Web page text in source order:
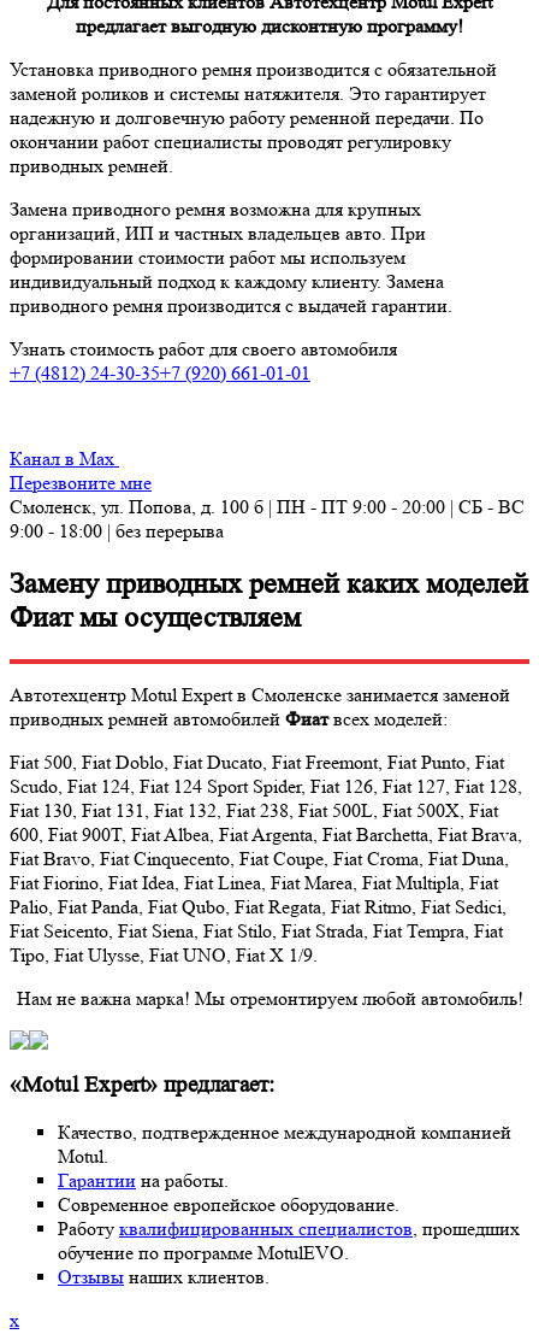
предлагает выгодную дисконтную программу!
Установка приводного ремня производится с обязательной
заменой роликов и системы натяжителя. Это гарантирует
надежную и долговечную работу ременной передачи. По
окончании работ специалисты проводят регулировку
приводных ремней.
Замена приводного ремня возможна для крупных
организаций, ИП и частных владельцев авто. При
формировании стоимости работ мы используем
индивидуальный подход к каждому клиенту. Замена
приводного ремня производится с выдачей гарантии.
Узнать стоимость работ для своего автомобиля
+7 (4812) 24-30-35+7 (920) 661-01-01
Канал в Max
Перезвоните мне
Смоленск, ул. Попова, д. 100 б | ПН - ПТ 9:00 - 20:00 | СБ - ВС
9:00 - 18:00 | без перерыва
Замену приводных ремней каких моделей
Фиат мы осуществляем
Автотехцентр Motul Expert в Смоленске занимается заменой
приводных ремней автомобилей Фиатвсех моделей:
Fiat 500, Fiat Doblo, Fiat Ducato, Fiat Freemont, Fiat Punto, Fiat
Scudo, Fiat 124, Fiat 124 Sport Spider, Fiat 126, Fiat 127, Fiat 128,
Fiat 130, Fiat 131, Fiat 132, Fiat 238, Fiat 500L, Fiat 500X, Fiat
600, Fiat 900T, Fiat Albea, Fiat Argenta, Fiat Barchetta, Fiat Brava,
Fiat Bravo, Fiat Cinquecento, Fiat Coupe, Fiat Croma, Fiat Duna,
Fiat Fiorino, Fiat Idea, Fiat Linea, Fiat Marea, Fiat Multipla, Fiat
Palio, Fiat Panda, Fiat Qubo, Fiat Regata, Fiat Ritmo, Fiat Sedici,
Fiat Seicento, Fiat Siena, Fiat Stilo, Fiat Strada, Fiat Tempra, Fiat
Tipo, Fiat Ulysse, Fiat UNO, Fiat X 1/9.
Нам не важна марка! Мы отремонтируем любой автомобиль!
«Motul Expert» предлагает:
Качество, подтвержденное международной компанией
Motul.
Гарантии на работы.
Современное европейское оборудование.
Работу квалифицированных специалистов, прошедших
обучение по программе MotulEVO.
Отзывы наших клиентов.
x